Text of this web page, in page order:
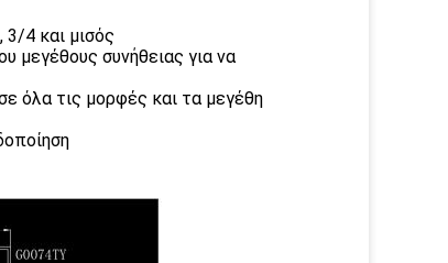
3/4 και μισός
μεγέθους συνήθειας για να
όλα τις μορφές και τα μεγέθη